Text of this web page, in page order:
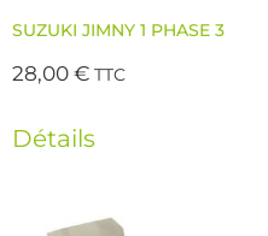
SUZUKI JIMNY 1 PHASE 3
28,00€ TTC
Détails